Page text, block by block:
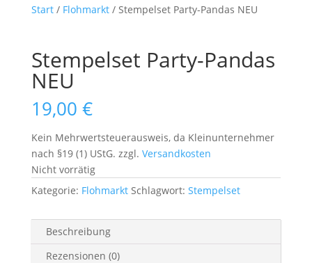
Start/ Flohmarkt/ Stempelset Party-Pandas NEU
Stempelset Party-Pandas
NEU
19,00 €
Kein Mehrwertsteuerausweis, da Kleinunternehmer
nach §19 (1) UStG. zzgl. Versandkosten
Nicht vorrätig
Kategorie: Flohmarkt Schlagwort: Stempelset
Beschreibung
Rezensionen (0)